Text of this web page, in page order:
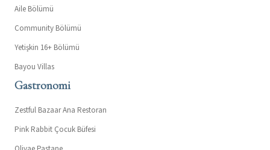
Aile Bölümü
Community Bölümü
Yetişkin 16+ Bölümü
Bayou Villas
Gastronomi
Zestful Bazaar Ana Restoran
Pink Rabbit Çocuk Büfesi